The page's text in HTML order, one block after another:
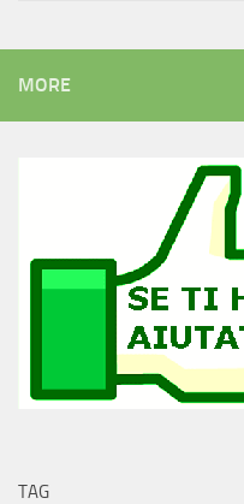
MORE
TAG